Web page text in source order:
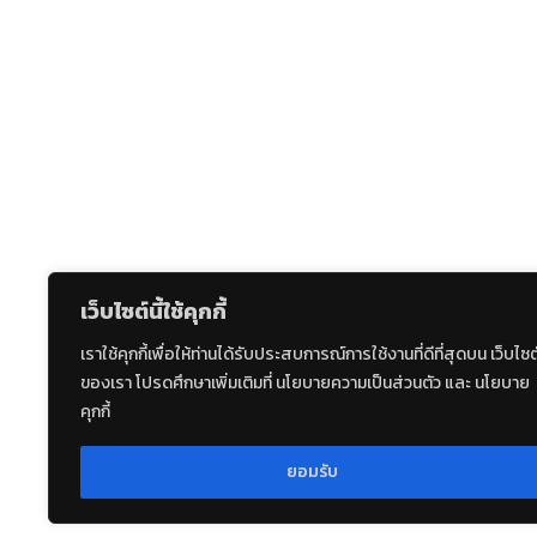
เว็บไซต์นี้ใช้คุกกี้
เราใช้คุกกี้เพื่อให้ท่านได้รับประสบการณ์การใช้งานที่ดีที่สุดบน เว็บไซ
ของเรา โปรดศึกษาเพิ่มเติมที่ นโยบายความเป็นส่วนตัว และ นโยบาย
คุกกี้
ยอมรับ